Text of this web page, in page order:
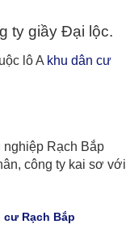
ty giầy Đại lộc.
lô A khu dân cư
nghiệp Rạch Bắp
công ty kai sơ với
Rạch Bắp